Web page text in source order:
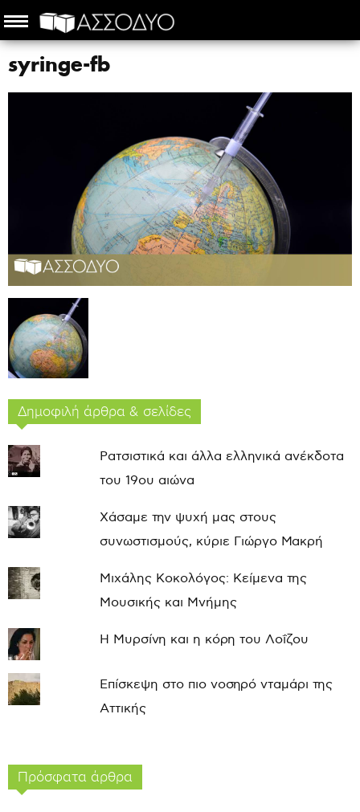
syringe-fb
Δημοφιλή άρθρα & σελίδες
Ρατσιστικά και άλλα ελληνικά ανέκδοτα
του 19ου αιώνα
Χάσαμε την ψυχή μας στους
συνωστισμούς, κύριε Γιώργο Μακρή
Μιχάλης Κοκολόγος: Κείμενα της
Μουσικής και Μνήμης
Η Μυρσίνη και η κόρη του Λοΐζου
Επίσκεψη στο πιο νοσηρό νταμάρι της
Αττικής
Πρόσφατα άρθρα